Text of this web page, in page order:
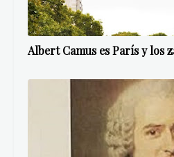
Albert Camus es París y los